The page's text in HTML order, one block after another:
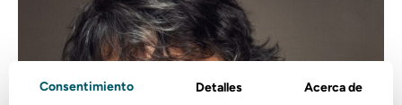
Consentimiento Detalles Acerca de